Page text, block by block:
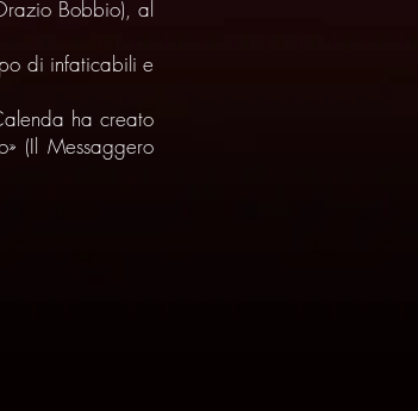
Bobbio), al
di infaticabili e
ha creato
(Il Messaggero